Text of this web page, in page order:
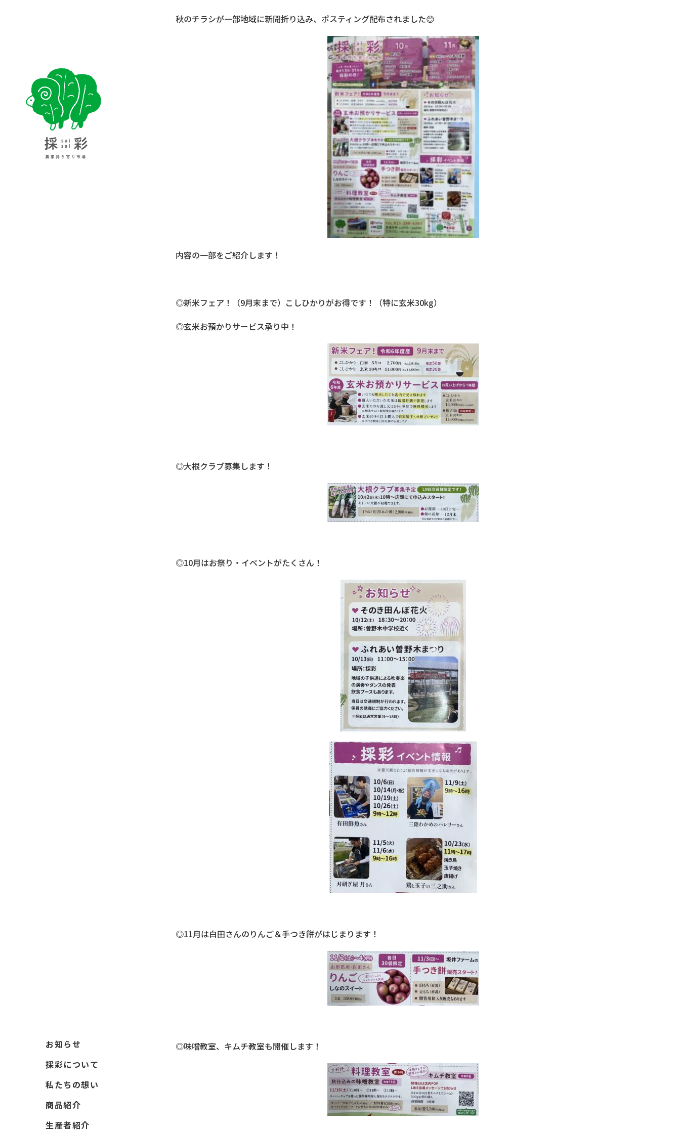
採彩 saisai 農家持ち寄り市場
お知らせ
採彩について
私たちの想い
商品紹介
生産者紹介
秋のチラシが一部地域に新聞折り込み、ポスティング配布されました😊
内容の一部をご紹介します！
◎新米フェア！（9月末まで）こしひかりがお得です！（特に玄米30kg）
◎玄米お預かりサービス承り中！
◎大根クラブ募集します！
◎10月はお祭り・イベントがたくさん！
◎11月は白田さんのりんご＆手つき餅がはじまります！
◎味噌教室、キムチ教室も開催します！